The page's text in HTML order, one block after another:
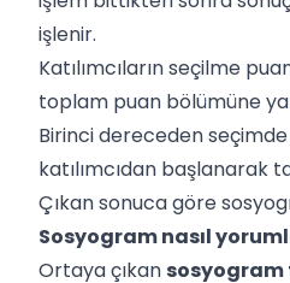
işlenir.
Katılımcıların seçilme
toplam puan bölümüne
Birinci dereceden
katılımcıdan başlanarak
Çıkan sonuca göre
Sosyogram nasıl
Ortaya çıkan